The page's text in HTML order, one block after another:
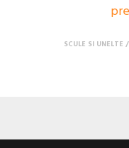
SCULE SI UNELTE